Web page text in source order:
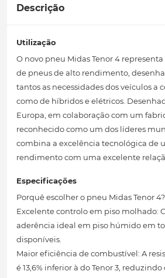
Descrição
Utilização
O novo pneu Midas Tenor 4
de pneus de alto rendimento,
tantos as necessidades dos veículos a
como de híbridos e elétricos.
Europa, em colaboração com um
reconhecido como um dos líderes
combina a excelência tecnológica de
rendimento com uma excelente
Especificações
Porquê escolher o pneu Midas Tenor 4?
Excelente controlo em piso molhado:
aderência ideal em piso húmido em
disponíveis.
Maior eficiência de combustível: A
é 13,6% inferior à do Tenor 3,